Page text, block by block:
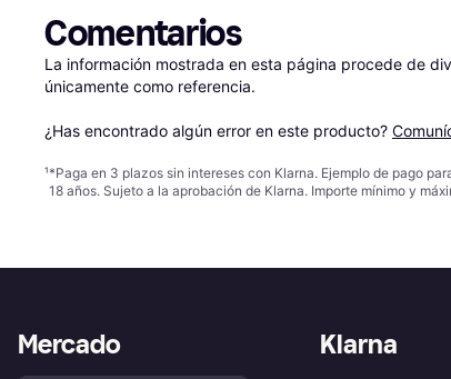
Comentarios
La información mostrada en esta página procede de
únicamente como referencia.
¿Has encontrado algún error en este producto?
¹*Paga en 3 plazos sin intereses con Klarna. Ejemplo de pago
18 años. Sujeto a la aprobación de Klarna. Importe mínimo y
Klarna
Mercado